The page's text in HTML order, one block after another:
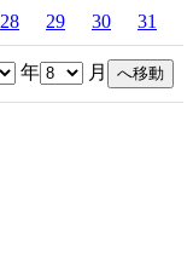
28 29 30 31
年 月